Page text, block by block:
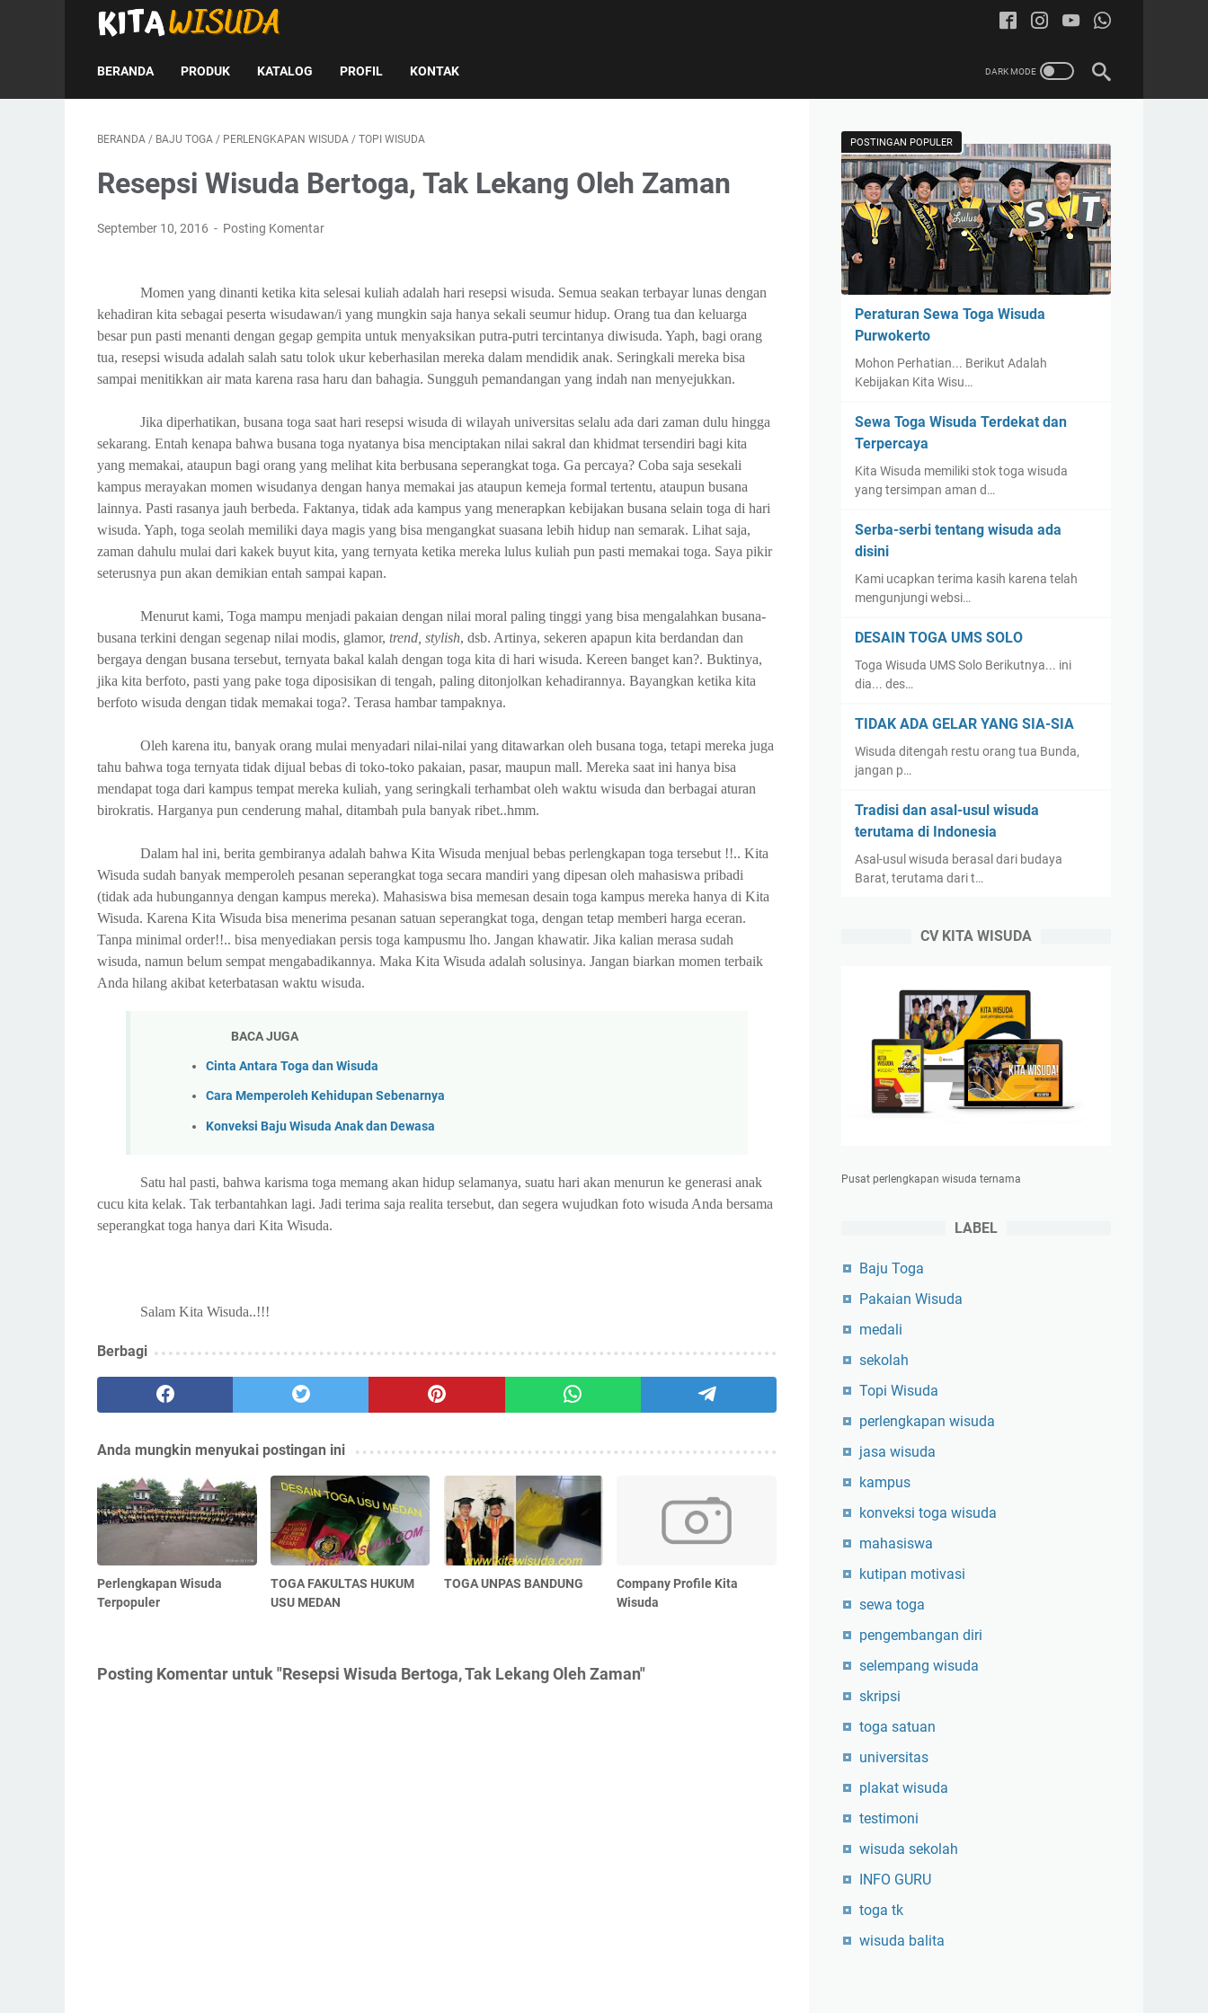
BERANDA PRODUK KATALOG PROFIL KONTAK
BERANDA / BAJU TOGA / PERLENGKAPAN WISUDA / TOPI WISUDA
Resepsi Wisuda Bertoga, Tak Lekang Oleh Zaman
September 10, 2016 Posting Komentar
Momen yang dinanti ketika kita selesai kuliah adalah hari resepsi wisuda. Semua seakan terbayar lunas dengan
kehadiran kita sebagai peserta wisudawan/i yang mungkin saja hanya sekali seumur hidup. Orang tua dan keluarga
besar pun pasti menanti dengan gegap gempita untuk menyaksikan putra-putri tercintanya diwisuda. Yaph, bagi orang
tua, resepsi wisuda adalah salah satu tolok ukur keberhasilan mereka dalam mendidik anak. Seringkali mereka bisa
sampai menitikkan air mata karena rasa haru dan bahagia. Sungguh pemandangan yang indah nan menyejukkan.
Jika diperhatikan, busana toga saat hari resepsi wisuda di wilayah universitas selalu ada dari zaman dulu hingga
sekarang. Entah kenapa bahwa busana toga nyatanya bisa menciptakan nilai sakral dan khidmat tersendiri bagi kita
yang memakai, ataupun bagi orang yang melihat kita berbusana seperangkat toga. Ga percaya? Coba saja sesekali
kampus merayakan momen wisudanya dengan hanya memakai jas ataupun kemeja formal tertentu, ataupun busana
lainnya. Pasti rasanya jauh berbeda. Faktanya, tidak ada kampus yang menerapkan kebijakan busana selain toga di hari
wisuda. Yaph, toga seolah memiliki daya magis yang bisa mengangkat suasana lebih hidup nan semarak. Lihat saja,
zaman dahulu mulai dari kakek buyut kita, yang ternyata ketika mereka lulus kuliah pun pasti memakai toga. Saya pikir
seterusnya pun akan demikian entah sampai kapan.
Menurut kami, Toga mampu menjadi pakaian dengan nilai moral paling tinggi yang bisa mengalahkan busana-
busana terkini dengan segenap nilai modis, glamor, trend, stylish, dsb. Artinya, sekeren apapun kita berdandan dan
bergaya dengan busana tersebut, ternyata bakal kalah dengan toga kita di hari wisuda. Kereen banget kan?. Buktinya,
jika kita berfoto, pasti yang pake toga diposisikan di tengah, paling ditonjolkan kehadirannya. Bayangkan ketika kita
berfoto wisuda dengan tidak memakai toga?. Terasa hambar tampaknya.
Oleh karena itu, banyak orang mulai menyadari nilai-nilai yang ditawarkan oleh busana toga, tetapi mereka juga
tahu bahwa toga ternyata tidak dijual bebas di toko-toko pakaian, pasar, maupun mall. Mereka saat ini hanya bisa
mendapat toga dari kampus tempat mereka kuliah, yang seringkali terhambat oleh waktu wisuda dan berbagai aturan
birokratis. Harganya pun cenderung mahal, ditambah pula banyak ribet..hmm.
Dalam hal ini, berita gembiranya adalah bahwa Kita Wisuda menjual bebas perlengkapan toga tersebut !!.. Kita
Wisuda sudah banyak memperoleh pesanan seperangkat toga secara mandiri yang dipesan oleh mahasiswa pribadi
(tidak ada hubungannya dengan kampus mereka). Mahasiswa bisa memesan desain toga kampus mereka hanya di Kita
Wisuda. Karena Kita Wisuda bisa menerima pesanan satuan seperangkat toga, dengan tetap memberi harga eceran.
Tanpa minimal order!!.. bisa menyediakan persis toga kampusmu lho. Jangan khawatir. Jika kalian merasa sudah
wisuda, namun belum sempat mengabadikannya. Maka Kita Wisuda adalah solusinya. Jangan biarkan momen terbaik
Anda hilang akibat keterbatasan waktu wisuda.
BACA JUGA
Cinta Antara Toga dan Wisuda
Cara Memperoleh Kehidupan Sebenarnya
Konveksi Baju Wisuda Anak dan Dewasa
Satu hal pasti, bahwa karisma toga memang akan hidup selamanya, suatu hari akan menurun ke generasi anak
cucu kita kelak. Tak terbantahkan lagi. Jadi terima saja realita tersebut, dan segera wujudkan foto wisuda Anda bersama
seperangkat toga hanya dari Kita Wisuda.
Salam Kita Wisuda..!!!
Berbagi
Anda mungkin menyukai postingan ini
Perlengkapan Wisuda
Terpopuler
TOGA FAKULTAS HUKUM
USU MEDAN
TOGA UNPAS BANDUNG
Company Profile Kita
Wisuda
Posting Komentar untuk "Resepsi Wisuda Bertoga, Tak Lekang Oleh Zaman"
POSTINGAN POPULER
Peraturan Sewa Toga Wisuda
Purwokerto
Mohon Perhatian... Berikut Adalah
Kebijakan Kita Wisu…
Sewa Toga Wisuda Terdekat dan
Terpercaya
Kita Wisuda memiliki stok toga wisuda
yang tersimpan aman d…
Serba-serbi tentang wisuda ada
disini
Kami ucapkan terima kasih karena telah
mengunjungi websi…
DESAIN TOGA UMS SOLO
Toga Wisuda UMS Solo Berikutnya... ini
dia... des…
TIDAK ADA GELAR YANG SIA-SIA
Wisuda ditengah restu orang tua Bunda,
jangan p…
Tradisi dan asal-usul wisuda
terutama di Indonesia
Asal-usul wisuda berasal dari budaya
Barat, terutama dari t…
CV KITA WISUDA
Pusat perlengkapan wisuda ternama
LABEL
Baju Toga
Pakaian Wisuda
medali
sekolah
Topi Wisuda
perlengkapan wisuda
jasa wisuda
kampus
konveksi toga wisuda
mahasiswa
kutipan motivasi
sewa toga
pengembangan diri
selempang wisuda
skripsi
toga satuan
universitas
plakat wisuda
testimoni
wisuda sekolah
INFO GURU
toga tk
wisuda balita